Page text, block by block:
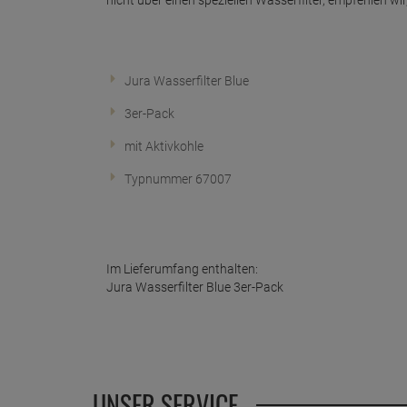
Jura Wasserfilter Blue
3er-Pack
mit Aktivkohle
Typnummer 67007
Im Lieferumfang enthalten:
Jura Wasserfilter Blue 3er-Pack